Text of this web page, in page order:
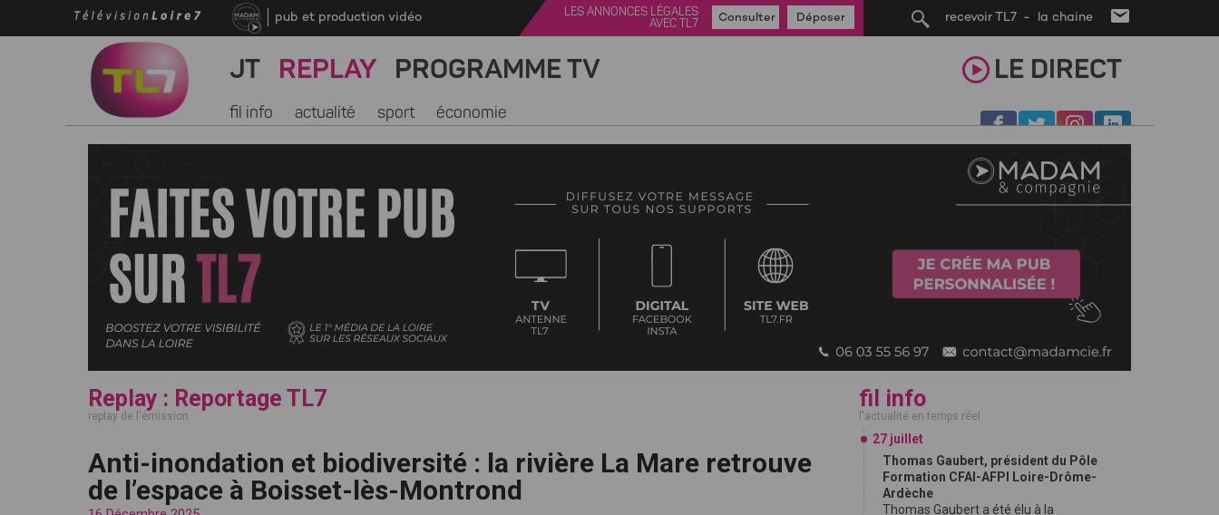
recevoir TL7 - la chaine
pub et production vidéo
LES ANNONCES LÉGALES
AVEC TL7
Consulter Déposer
JT REPLAY PROGRAMME TV LE DIRECT
fil info actualité sport économie
Replay : Reportage TL7
replay de l'émission
Anti-inondation et biodiversité : la rivière La Mare retrouve
de l’espace à Boisset-lès-Montrond
fil info
l'actualité en temps réel
27 juillet
Thomas Gaubert, président du Pôle
Formation CFAI-AFPI Loire-Drôme-
Ardèche
Thomas Gaubert a été élu à la